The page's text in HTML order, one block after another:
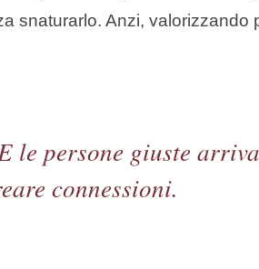
snaturarlo. Anzi, valorizzando
le persone giuste
connessioni.